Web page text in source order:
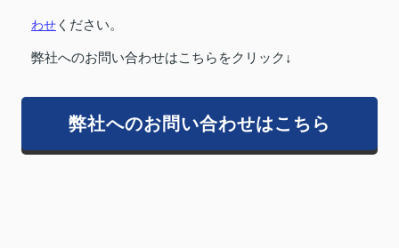
わせ ください。
弊社へのお問い合わせはこちらをクリック↓
弊社へのお問い合わせはこちら